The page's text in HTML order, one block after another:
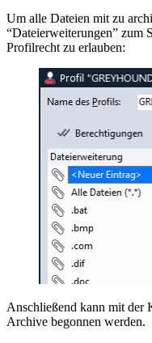
Um alle Dateien mit zu
“Dateierweiterungen” zum
Profilrecht zu erlauben:
Anschließend kann mit
Archive begonnen werden.